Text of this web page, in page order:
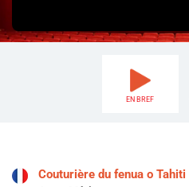
EN BREF
Couturière du fenua o Tahiti